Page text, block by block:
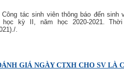
Công tác sinh viên thông báo đến
học kỳ II, năm học 2020-2021.
.
GIÁ NGÀY CTXH CHO SV LÀ